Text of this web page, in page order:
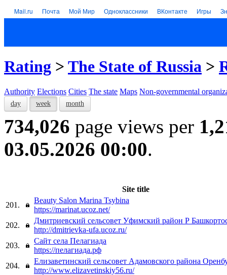
Mail.ru Почта Мой Мир Одноклассники ВКонтакте Игры
Rating > The State of Russia >
Authority Elections Cities The state Maps Non-governmental
day week month
734,026 page views per
03.05.2026 00:00.
Site title
201.
Beauty Salon Marina Tsybina
https://marinat.ucoz.net/
202.
Дмитриевский сельсовет Уфимский район Р
http://dmitrievka-ufa.ucoz.ru/
203.
Сайт села Пелагиада
https://пелагиада.рф
204.
Елизаветинский сельсовет Адамовского района
http://www.elizavetinskiy56.ru/